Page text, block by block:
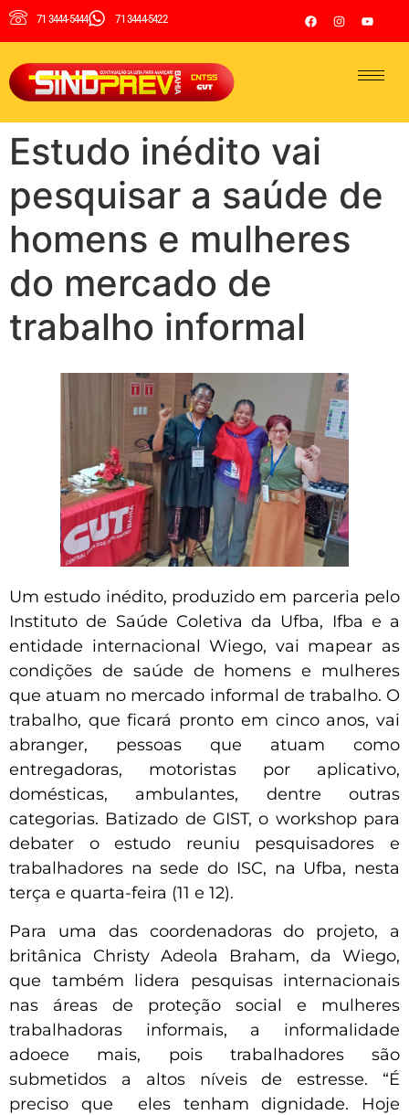
71 3444-5444 71 3444-5422
Estudo inédito vai
pesquisar a saúde de
homens e mulheres
do mercado de
trabalho informal
Um estudo inédito, produzido em parceria pelo
Instituto de Saúde Coletiva da Ufba, Ifba e a
entidade internacional Wiego, vai mapear as
condições de saúde de homens e mulheres
que atuam no mercado informal de trabalho. O
trabalho, que ficará pronto em cinco anos, vai
abranger, pessoas que atuam como
entregadoras, motoristas por aplicativo,
domésticas, ambulantes, dentre outras
categorias. Batizado de GIST, o workshop para
debater o estudo reuniu pesquisadores e
trabalhadores na sede do ISC, na Ufba, nesta
terça e quarta-feira (11 e 12).
Para uma das coordenadoras do projeto, a
britânica Christy Adeola Braham, da Wiego,
que também lidera pesquisas internacionais
nas áreas de proteção social e mulheres
trabalhadoras informais, a informalidade
adoece mais, pois trabalhadores são
submetidos a altos níveis de estresse. “É
preciso que eles tenham dignidade. Hoje